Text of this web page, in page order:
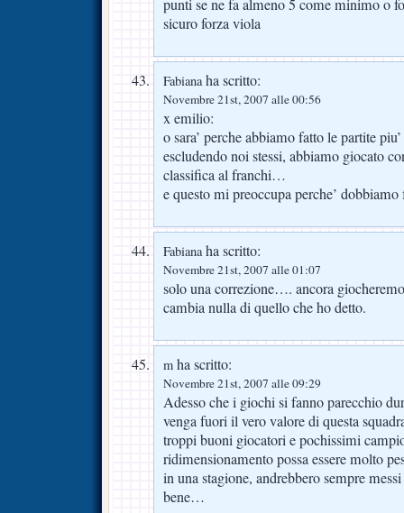
punti se ne fa almeno 5 come minimo o
sicuro forza viola
Fabianaha scritto:
Novembre 21st, 2007 alle 00:56
x emilio:
o sara’ perche abbiamo fatto le partite
escludendo noi stessi, abbiamo giocato
classifica al franchi…
e questo mi preoccupa perche’
Fabianaha scritto:
Novembre 21st, 2007 alle 01:07
solo una correzione…. ancora
cambia nulla di quello che ho detto.
m ha scritto:
Novembre 21st, 2007 alle 09:29
Adesso che i giochi si fanno parecchio
venga fuori il vero valore di questa
troppi buoni giocatori e pochissimi
ridimensionamento possa essere molto
in una stagione, andrebbero sempre
bene…